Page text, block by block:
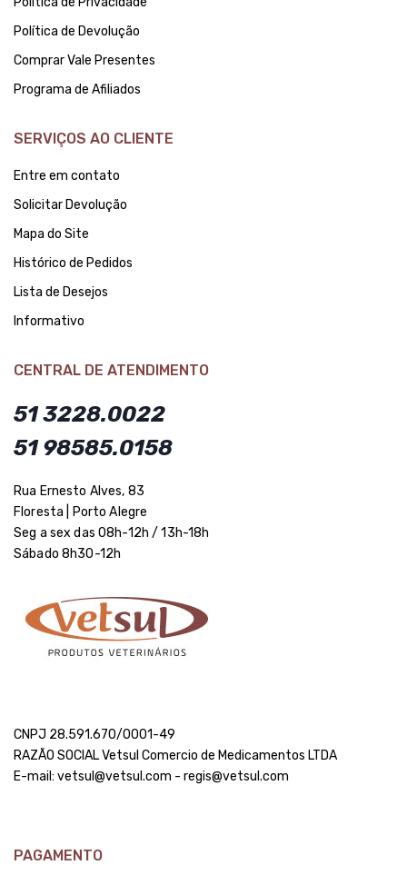
Política de Devolução
Comprar Vale Presentes
Programa de Afiliados
SERVIÇOS AO CLIENTE
Entre em contato
Solicitar Devolução
Mapa do Site
Histórico de Pedidos
Lista de Desejos
Informativo
CENTRAL DE ATENDIMENTO
51 3228.0022
51 98585.0158
Rua Ernesto Alves, 83
Floresta | Porto Alegre
Seg a sex das 08h-12h / 13h-18h
Sábado 8h30-12h
CNPJ 28.591.670/0001-49
RAZÃO SOCIAL Vetsul Comercio de Medicamentos LTDA
E-mail: vetsul@vetsul.com - regis@vetsul.com
PAGAMENTO